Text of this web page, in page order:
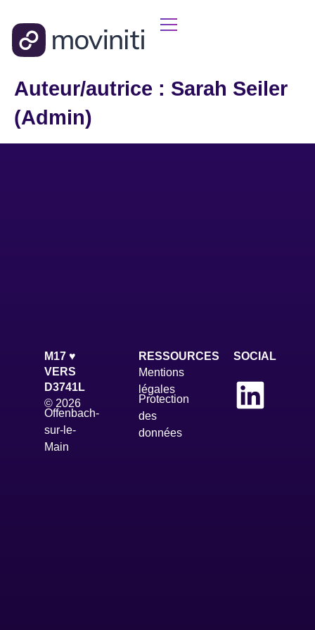
Auteur/autrice : Sarah Seiler
(Admin)
M17 ♥
VERS
D3741L
© 2026
Offenbach-
sur-le-
Main
RESSOURCES
Mentions
légales
Protection
des
données
SOCIAL